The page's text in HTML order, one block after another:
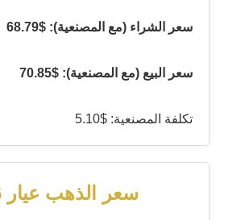
سعر الشراء (مع المصنعية): $68.79
سعر البيع (مع المصنعية): $70.85
تكلفة المصنعية: $5.10
سعر الذهب عيار 6